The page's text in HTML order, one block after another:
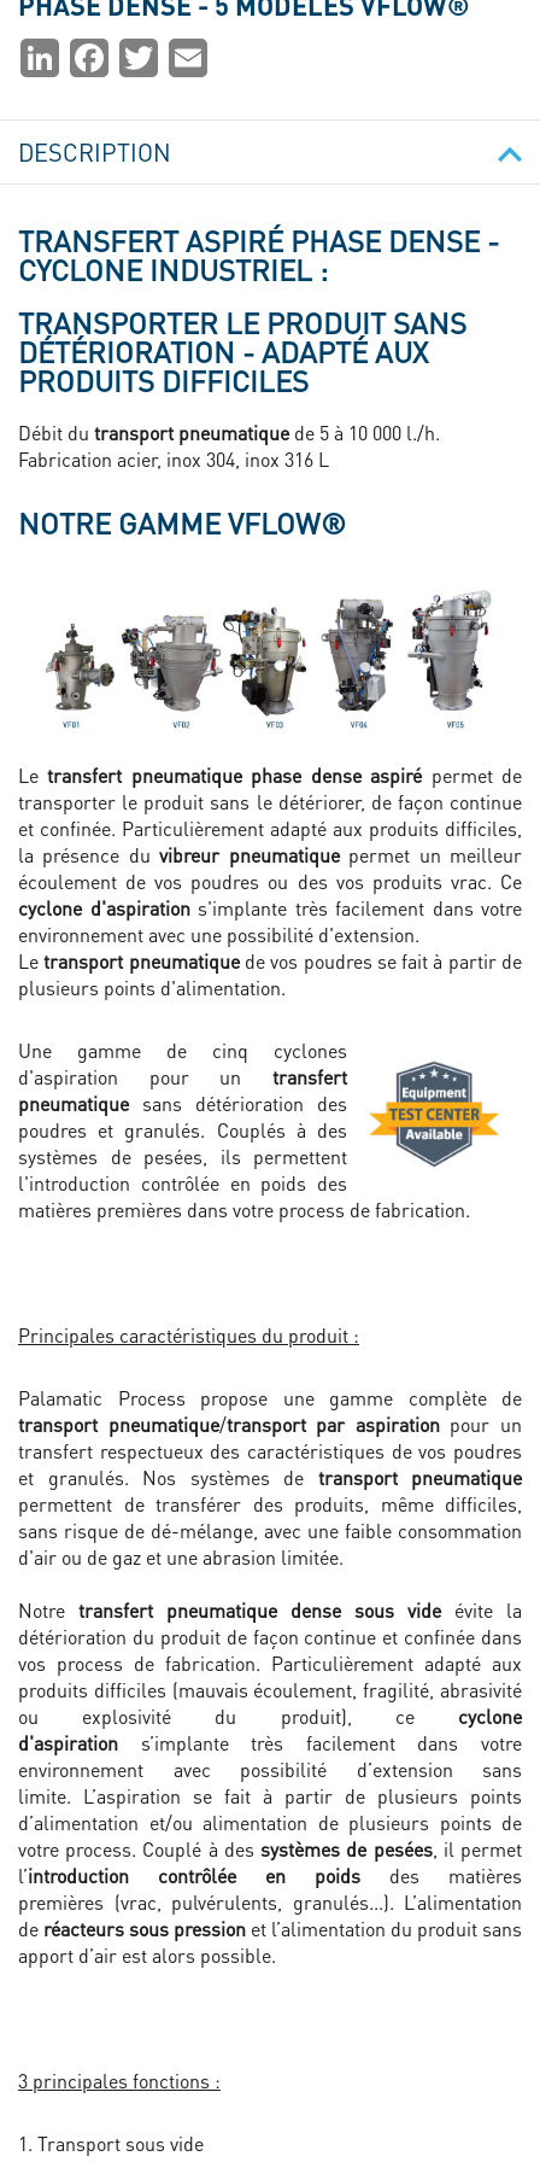
PartagerLinkedInFacebookTwitter
DESCRIPTION
TRANSFERT ASPIRÉ PHASE DENSE -
CYCLONE INDUSTRIEL :
TRANSPORTER LE PRODUIT SANS
DÉTÉRIORATION - ADAPTÉ AUX
PRODUITS DIFFICILES
Débit du transport pneumatiquede 5 à 10 000 l./h.
Fabrication acier, inox 304, inox 316 L
NOTRE GAMME VFLOW®
Letransfert pneumatique phase dense aspirépermet de
transporter le produit sans le détériorer, de façon continue
et confinée. Particulièrement adapté aux produits difficiles,
la présence duvibreur pneumatiquepermet un meilleur
écoulement de vos poudres ou des vos produits vrac. Ce
cyclone d'aspirations'implante très facilement dans votre
environnement avec une possibilité d'extension.
Letransport pneumatiquede vos poudres se fait à partir de
plusieurs points d'alimentation.
Une gamme de cinq cyclones
d'aspiration pour un transfert
pneumatique sans détérioration des
poudres et granulés. Couplés à des
systèmes de pesées, ils permettent
l'introduction contrôlée en poids des
matières premières dans votre process de fabrication.
Principales caractéristiques du produit :
Palamatic Process propose une gamme complète de
transport pneumatique/transport par aspirationpour un
transfert respectueux des caractéristiques de vos poudres
et granulés. Nos systèmes de transport pneumatique
permettent de transférer des produits, même difficiles,
sans risque de dé-mélange, avec une faible consommation
d'air ou de gaz et une abrasion limitée.
Notre transfert pneumatique dense sous videévite la
détérioration du produit de façon continue et confinée dans
vos process de fabrication. Particulièrement adapté aux
produits difficiles (mauvais écoulement, fragilité, abrasivité
ou explosivité du produit), ce cyclone
d'aspiration s’implante très facilement dans votre
environnement avec possibilité d’extension sans
limite. L’aspiration se fait à partir de plusieurs points
d’alimentation et/ou alimentation de plusieurs points de
votre process. Couplé à dessystèmes de pesées, il permet
l’introduction contrôlée en poids des matières
premières (vrac, pulvérulents, granulés...). L’alimentation
de réacteurs sous pression et l’alimentation du produit sans
apport d’air est alors possible.
3 principales fonctions :
1. Transport sous vide